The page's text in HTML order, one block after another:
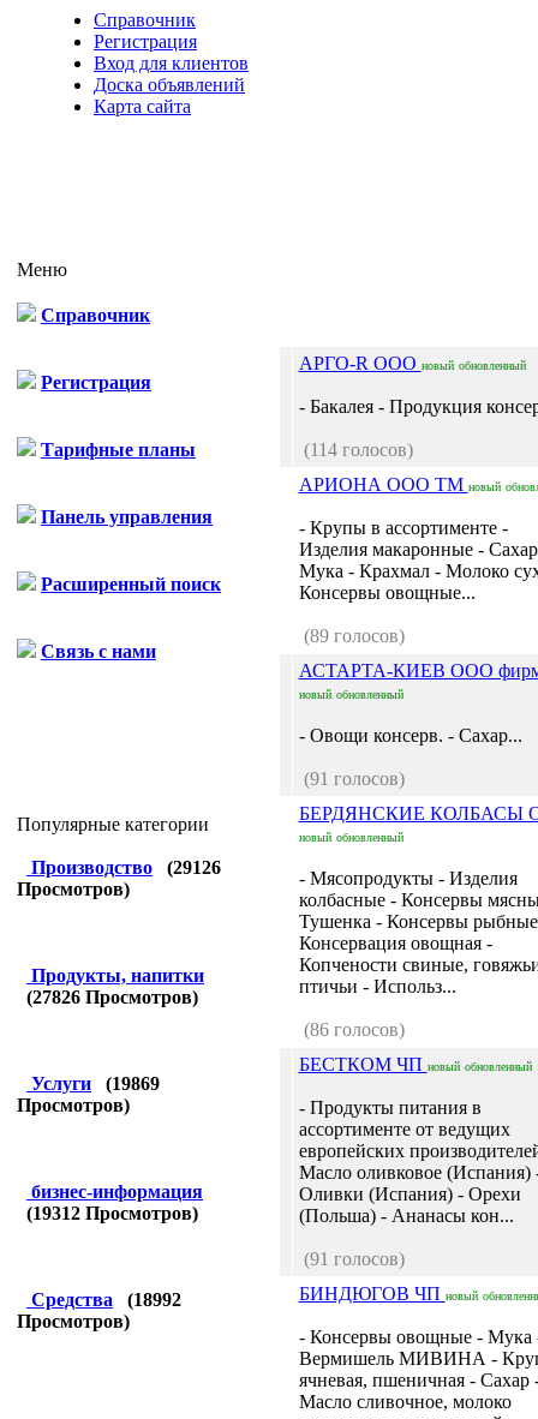
Справочник
Регистрация
Вход для клиентов
Доска объявлений
Карта сайта
Меню
Справочник
Регистрация
Тарифные планы
Панель управления
Расширенный поиск
Связь с нами
Популярные категории
Производство (29126
Просмотров)
Продукты, напитки
(27826 Просмотров)
Услуги (19869
Просмотров)
бизнес-информация
(19312 Просмотров)
Средства (18992
Просмотров)
АРГО-R ООО новый обновленный
- Бакалея - Продукция
(114 голосов)
АРИОНА ООО ТМ новый
- Крупы в ассортименте -
Изделия макаронные -
Мука - Крахмал - Молоко
Консервы овощные...
(89 голосов)
АСТАРТА-КИЕВ ООО
новый обновленный
- Овощи консерв. - Сахар...
(91 голосов)
БЕРДЯНСКИЕ КОЛБАСЫ
новый обновленный
- Мясопродукты - Изделия
колбасные - Консервы
Тушенка - Консервы
Консервация овощная -
Копчености свиные,
птичьи - Использ...
(86 голосов)
БЕСТКОМ ЧП новый обновленный
- Продукты питания в
ассортименте от ведущих
европейских
Масло оливковое (Испания)
Оливки (Испания) - Орехи
(Польша) - Ананасы кон...
(91 голосов)
БИНДЮГОВ ЧП новый
- Консервы овощные - Мука
Вермишель МИВИНА -
ячневая, пшеничная - Сахар
Масло сливочное, молоко